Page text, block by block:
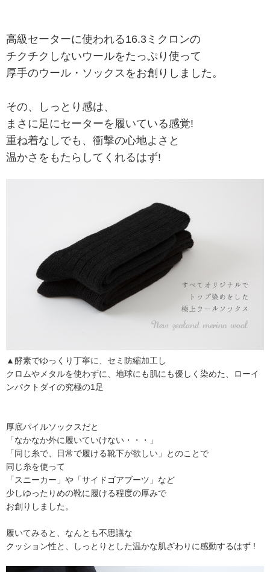
高級セーターに使われる16.3ミクロンの
チクチクしないウールをたっぷり使って
厚手のウール・ソックスをお創りしました。
その、しっとり感は、
まさに足にセーターを履いている感覚!
重ね着なしでも、衝撃の心地よさと
温かさをもたらしてくれるはず!
▲酵素でゆっくり丁寧に、セミ防縮加工し
クロムやメタルを使わずに、地球にも肌にも優しく染めた、ローイ
ンパクトダイの究極の1足
厚底パイルソックスだと
「なかなか外に履いていけない・・・」
「同じ糸で、日常で履ける靴下が欲しい」とのことで
同じ糸を使って
「スニーカー」や「サイドゴアブーツ」など
少しゆったりめの靴に履ける程度の厚みで
お創りしました。
履いてみると、なんとも不思議な
クッション性と、しっとりとした温かな肌ざわりに感動するはず !